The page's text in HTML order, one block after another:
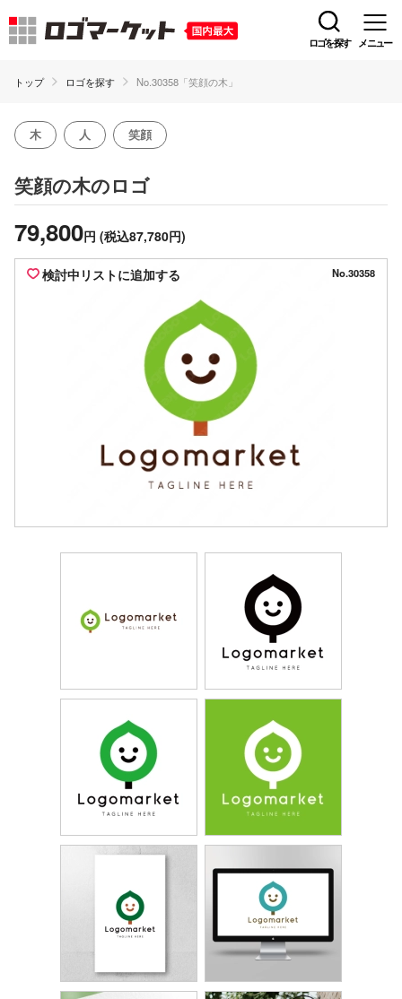
ロゴを探す メニュー
トップ ロゴを探す No.30358「笑顔の木」
木 人 笑顔
笑顔の木のロゴ
79,800円 (税込87,780円)
検討中リストに追加する No.30358